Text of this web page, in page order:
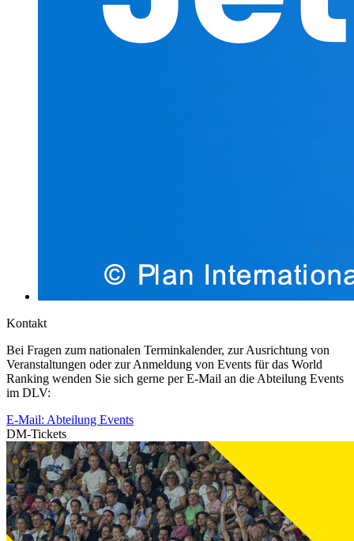
Kontakt
Bei Fragen zum nationalen Terminkalender, zur Ausrichtung von
Veranstaltungen oder zur Anmeldung von Events für das World
Ranking wenden Sie sich gerne per E-Mail an die Abteilung Events
im DLV:
E-Mail: Abteilung Events
DM-Tickets